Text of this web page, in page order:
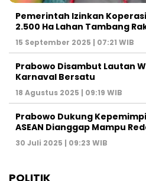
Pemerintah Izinkan
2.500 Ha Lahan Tambang
15 September 2025 | 07:21 WIB
Prabowo Disambut Lautan
Karnaval Bersatu
18 Agustus 2025 | 09:19 WIB
Prabowo Dukung
ASEAN Dianggap Mampu
30 Juli 2025 | 09:23 WIB
POLITIK